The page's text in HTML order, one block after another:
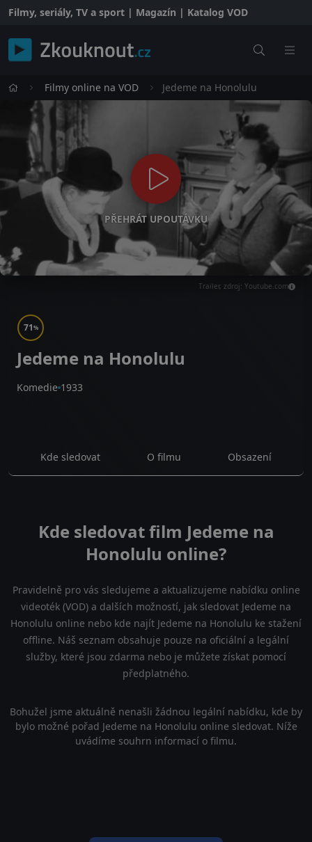
Filmy, seriály, TV a sport | Magazín | Katalog VOD
Filmy online na VOD Jedeme na Honolulu
PŘEHRÁT UPOUTÁVKU
Trailer, zdroj: Youtube.com
71%
Jedeme na Honolulu
Komedie 1933
Kde sledovat O filmu Obsazení
Kde sledovat film Jedeme na
Honolulu online?
Pravidelně pro vás sledujeme a aktualizujeme nabídku online
videoték (VOD) a dalších možností, jak sledovat Jedeme na
Honolulu online nebo kde najít Jedeme na Honolulu ke stažení
offline. Náš seznam obsahuje pouze na oficiální a legální
služby, které jsou zdarma nebo je můžete získat pomocí
předplatného.
Bohužel jsme aktuálně nenašli žádnou legální nabídku, kde by
bylo možné pořad Jedeme na Honolulu online sledovat. Níže
uvádíme souhrn informací o filmu.